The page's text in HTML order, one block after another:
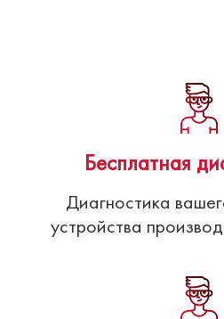
Бесплатная
Диагностика
устройства